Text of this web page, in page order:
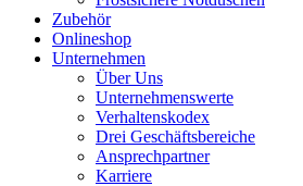
Zubehör
Onlineshop
Unternehmen
Über Uns
Unternehmenswerte
Verhaltenskodex
Drei Geschäftsbereiche
Ansprechpartner
Karriere